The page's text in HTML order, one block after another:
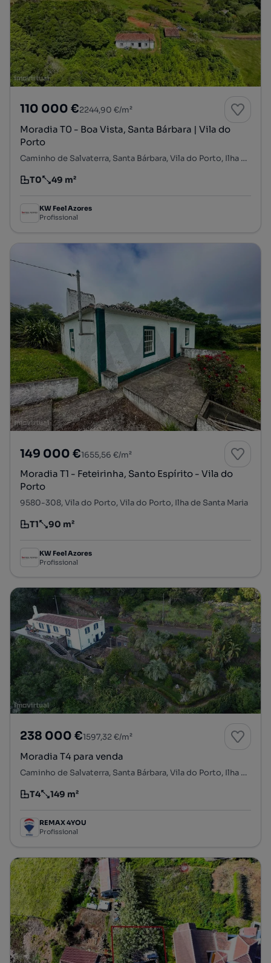
110 000 €2244,90 €/m²
Moradia T0 - Boa Vista, Santa Bárbara | Vila do
Porto
Caminho de Salvaterra, Santa Bárbara, Vila do Porto, Ilha de Santa Maria
Tipologia
T0
Preço por metro quadrado
49 m²
KW Feel Azores
Profissional
149 000 €1655,56 €/m²
Moradia T1 - Feteirinha, Santo Espírito - Vila do
Porto
9580-308, Vila do Porto, Vila do Porto, Ilha de Santa Maria
Tipologia
T1
Preço por metro quadrado
90 m²
KW Feel Azores
Profissional
238 000 €1597,32 €/m²
Moradia T4 para venda
Caminho de Salvaterra, Santa Bárbara, Vila do Porto, Ilha de Santa Maria
Tipologia
T4
Preço por metro quadrado
149 m²
REMAX 4YOU
Profissional